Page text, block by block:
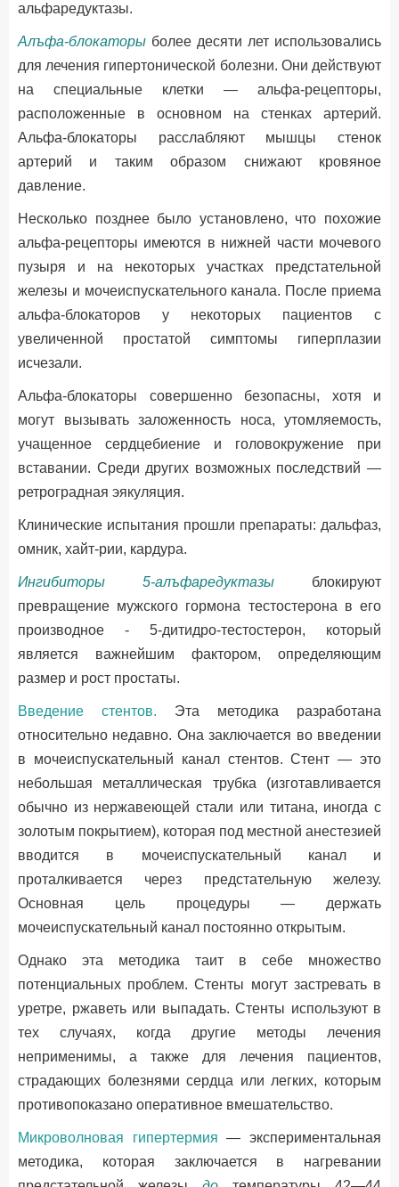
альфаредуктазы.
Алъфа-блокаторы более десяти лет использовались
для лечения гипертонической болезни. Они действуют
на специальные клетки — альфа-рецепторы,
расположенные в основном на стенках артерий.
Альфа-блокаторы расслабляют мышцы стенок
артерий и таким образом снижают кровяное
давление.
Несколько позднее было установлено, что похожие
альфа-рецепторы имеются в нижней части мочевого
пузыря и на некоторых участках предстательной
железы и мочеиспускательного канала. После приема
альфа-блокаторов у некоторых пациентов с
увеличенной простатой симптомы гиперплазии
исчезали.
Альфа-блокаторы совершенно безопасны, хотя и
могут вызывать заложенность носа, утомляемость,
учащенное сердцебиение и головокружение при
вставании. Среди других возможных последствий —
ретроградная эякуляция.
Клинические испытания прошли препараты: дальфаз,
омник, хайт-рии, кардура.
Ингибиторы 5-алъфаредуктазы блокируют
превращение мужского гормона тестостерона в его
производное - 5-дитидро-тестостерон, который
является важнейшим фактором, определяющим
размер и рост простаты.
Введение стентов. Эта методика разработана
относительно недавно. Она заключается во введении
в мочеиспускательный канал стентов. Стент — это
небольшая металлическая трубка (изготавливается
обычно из нержавеющей стали или титана, иногда с
золотым покрытием), которая под местной анестезией
вводится в мочеиспускательный канал и
проталкивается через предстательную железу.
Основная цель процедуры — держать
мочеиспускательный канал постоянно открытым.
Однако эта методика таит в себе множество
потенциальных проблем. Стенты могут застревать в
уретре, ржаветь или выпадать. Стенты используют в
тех случаях, когда другие методы лечения
неприменимы, а также для лечения пациентов,
страдающих болезнями сердца или легких, которым
противопоказано оперативное вмешательство.
Микроволновая гипертермия— экспериментальная
методика, которая заключается в нагревании